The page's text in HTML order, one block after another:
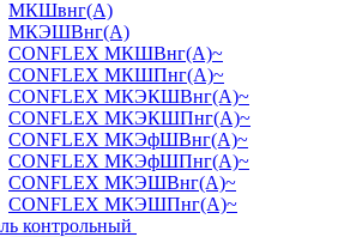
МКШвнг(А)
МКЭШВнг(А)
CONFLEX МКШВнг(А)~
CONFLEX МКШПнг(А)~
CONFLEX МКЭКШВнг(А)~
CONFLEX МКЭКШПнг(А)~
CONFLEX МКЭфШВнг(А)~
CONFLEX МКЭфШПнг(А)~
CONFLEX МКЭШВнг(А)~
CONFLEX МКЭШПнг(А)~
контрольный